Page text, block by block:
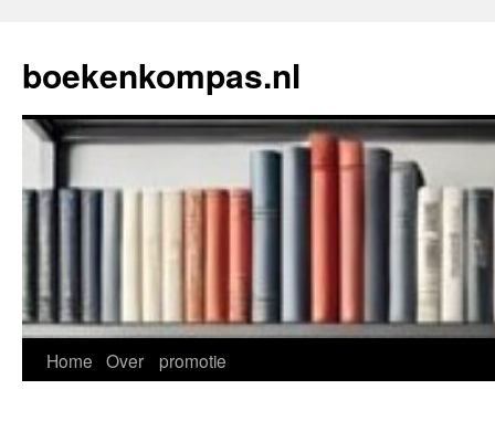
de
inhoud
boekenkompas.nl
Home Over promotie